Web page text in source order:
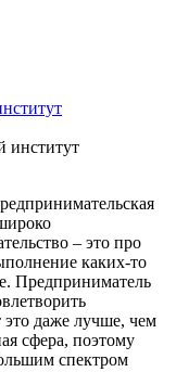
– это про
каких-то
Предприниматель
это даже лучше, чем
сфера, поэтому
спектром